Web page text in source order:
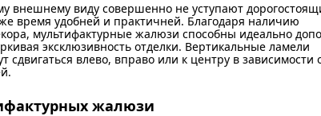
внешнему виду совершенно не уступают
время удобней и практичней. Благодаря наличию
мультифактурные жалюзи способны идеально
эксклюзивность отделки. Вертикальные ламели
сдвигаться влево, вправо или к центру в зависимости
жалюзи